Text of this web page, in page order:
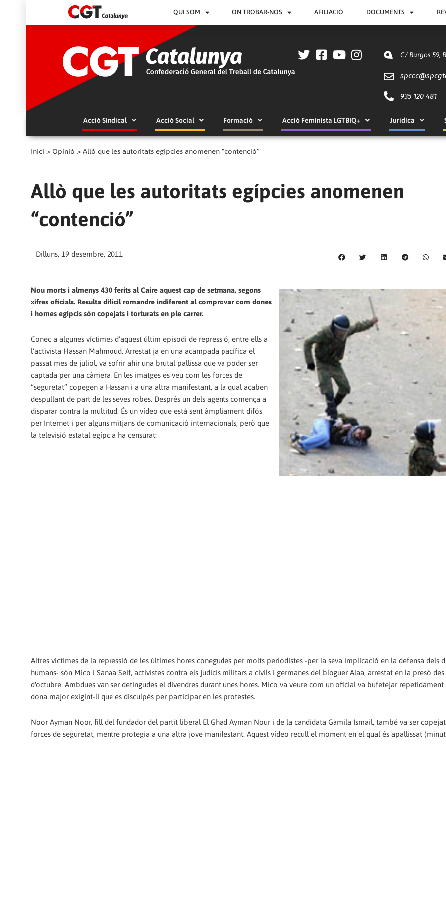
QUI SOM ON TROBAR-NOS AFILIACIÓ DOCUMENTS
C/ Burgos 59,
spccc@
935 120 481
Acció Sindical Acció Social Formació Acció Feminista LGTBIQ+ Jurídica
Inici > Opinió > Allò que les autoritats egípcies anomenen “contenció”
Allò que les autoritats egípcies anomenen
“contenció”
Dilluns, 19 desembre, 2011
Nou morts i almenys 430 ferits al Caire aquest cap de setmana, segons
xifres oficials. Resulta difícil romandre indiferent al comprovar com dones
i homes egipcis són copejats i torturats en ple carrer.
Conec a algunes víctimes d'aquest últim episodi de repressió, entre ells a
l'activista Hassan Mahmoud. Arrestat ja en una acampada pacífica el
passat mes de juliol, va sofrir ahir una brutal pallissa que va poder ser
captada per una càmera. En les imatges es veu com les forces de
“seguretat” copegen a Hassan i a una altra manifestant, a la qual acaben
despullant de part de les seves robes. Després un dels agents comença a
disparar contra la multitud. És un vídeo que està sent àmpliament difós
per Internet i per alguns mitjans de comunicació internacionals, però que
la televisió estatal egípcia ha censurat:
Altres víctimes de la repressió de les últimes hores conegudes per molts periodistes -per la seva implicació en la defensa dels
humans- són Mico i Sanaa Seif, activistes contra els judicis militars a civils i germanes del bloguer Alaa, arrestat en la presó des
d'octubre. Ambdues van ser detingudes el divendres durant unes hores. Mico va veure com un oficial va bufetejar repetidament
dona major exigint-li que es disculpés per participar en les protestes.
Noor Ayman Noor, fill del fundador del partit liberal El Ghad Ayman Nour i de la candidata Gamila Ismail, també va ser
forces de seguretat, mentre protegia a una altra jove manifestant. Aquest vídeo recull el moment en el qual és apallissat (minut